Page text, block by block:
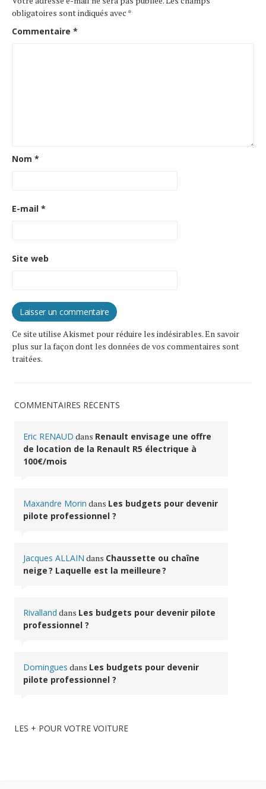
obligatoires sont indiqués avec *
Commentaire *
Nom *
E-mail *
Site web
Ce site utilise Akismet pour réduire les indésirables.En savoir
plus sur la façon dont les données de vos commentaires sont
traitées.
COMMENTAIRES RÉCENTS
Eric RENAUD dans Renault envisage une offre
de location de la Renault R5 électrique à
100€/mois
Maxandre Morin dans Les budgets pour devenir
pilote professionnel ?
Jacques ALLAIN dans Chaussette ou chaîne
neige ? Laquelle est la meilleure ?
Rivalland dans Les budgets pour devenir pilote
professionnel ?
Domingues dans Les budgets pour devenir
pilote professionnel ?
LES + POUR VOTRE VOITURE